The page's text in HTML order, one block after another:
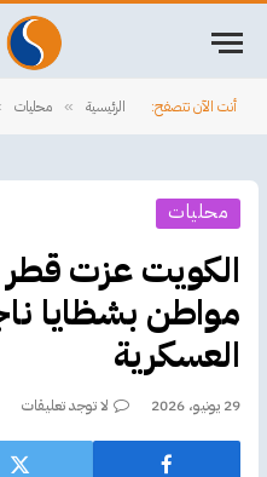
أنت الآن تتصفح: الرئيسية » محليات
محليات
الكويت عزت قطر
مواطن بشظايا
العسكرية
29 يونيو، 2026 لا توجد تعليقات